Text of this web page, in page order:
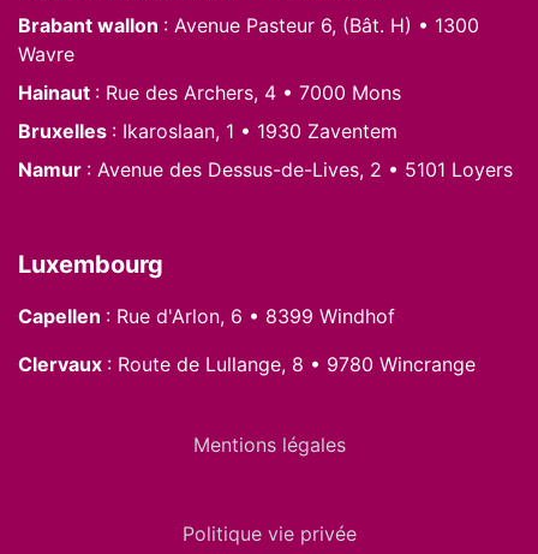
Brabant wallon : Avenue Pasteur 6, (Bât. H) • 1300
Wavre
Hainaut : Rue des Archers, 4 • 7000 Mons
Bruxelles : Ikaroslaan, 1 • 1930 Zaventem
Namur : Avenue des Dessus-de-Lives, 2 • 5101 Loyers
Luxembourg
Capellen : Rue d'Arlon, 6 • 8399 Windhof
Clervaux : Route de Lullange, 8 • 9780 Wincrange
Mentions légales
Politique vie privée